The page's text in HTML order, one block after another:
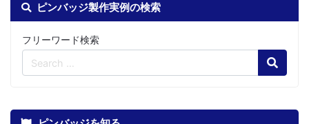
ピンバッジ製作実例の検索
フリーワード検索
Search